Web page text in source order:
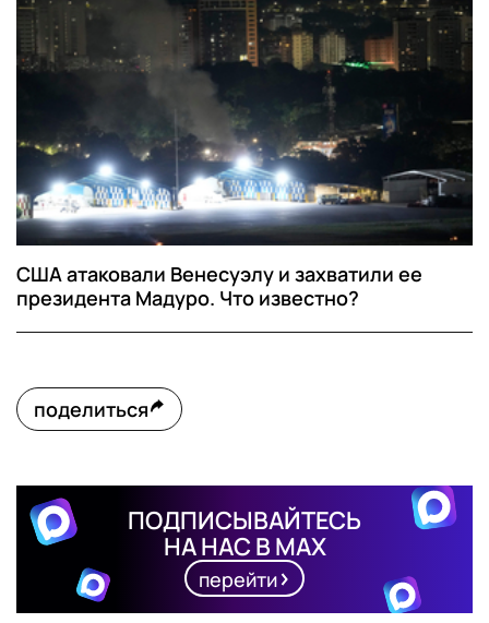
США атаковали Венесуэлу и захватили ее
президента Мадуро. Что известно?
поделиться
ПОДПИСЫВАЙТЕСЬ
НА НАС В MAX
перейти